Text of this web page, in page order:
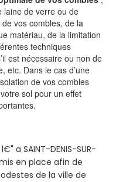
laine de verre ou de
vos combles, de la
matériau, de la limitation
techniques
est nécessaire ou non de
etc. Dans le cas d’une
de vos combles
sol pour un effet
a SAINT-DENIS-SUR-
en place afin de
de la ville de